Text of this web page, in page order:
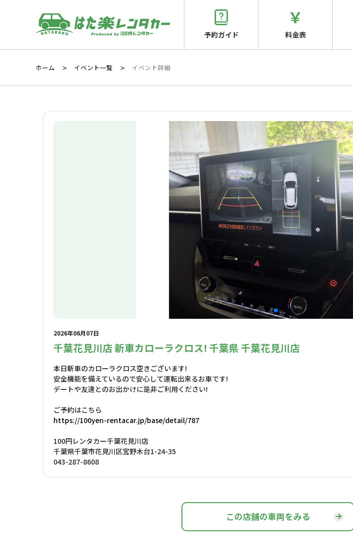
予約ガイド 料金表
ホーム イベント一覧 イベント詳細
2026年06月07日
千葉花見川店 新車カローラクロス! 千葉県 千葉花見川店
本日新車のカローラクロス空きございます!
安全機能を備えているので安心して運転出来るお車です!
デートや友達とのお出かけに是非ご利用ください!
ご予約はこちら
https://100yen-rentacar.jp/base/detail/787
100円レンタカー千葉花見川店
千葉県千葉市花見川区宮野木台1-24-35
043-287-8608
この店舗の車両をみる